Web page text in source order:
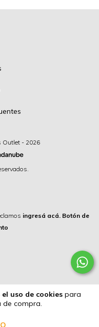
el uso de cookies para
de compra.
Outlet - 2026
ingresá acá. Botón de